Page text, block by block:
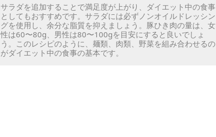
サラダを追加することで満足度が上がり、ダイエット中の食事
としてもおすすめです。 サラダには必ずノンオイルドレッシン
グを使用し、余分な脂質を抑えましょう。 豚ひき肉の量は、女
性は60〜80g、男性は80〜100gを目安にすると良いでしょ
う。 このレシピのように、麺類、肉類、野菜を組み合わせるの
がダイエット中の食事の基本です。